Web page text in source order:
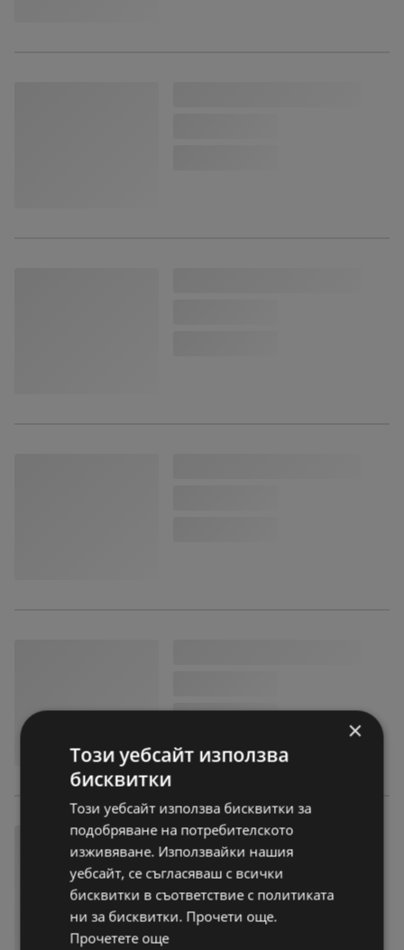
×
Този уебсайт използва
бисквитки
Този уебсайт използва бисквитки за
подобряване на потребителското
изживяване. Използвайки нашия
уебсайт, се съгласяваш с всички
бисквитки в съответствие с политиката
ни за бисквитки. Прочети още.
Прочетете още